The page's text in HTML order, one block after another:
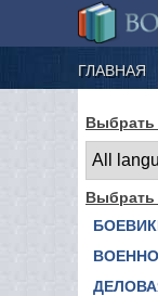
ГЛАВНАЯ
Выбрать
Выбрать